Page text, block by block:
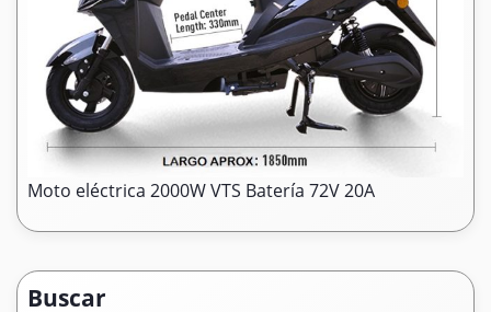
Moto eléctrica 2000W VTS Batería 72V 20A
Buscar